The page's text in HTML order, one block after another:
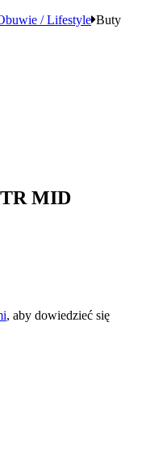
/ Lifestyle Buty
MID
, aby dowiedzieć się